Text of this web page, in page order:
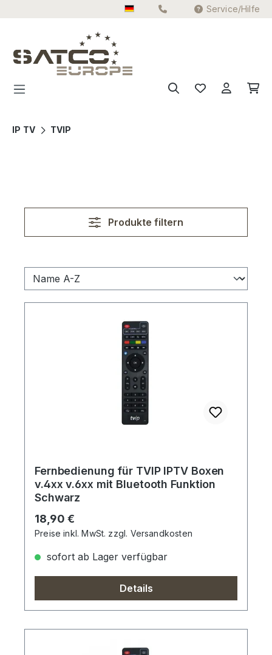
Zum Hauptinhalt springen Service/Hilfe
IP TV TVIP
Produkte filtern
Fernbedienung für TVIP IPTV Boxen
v.4xx v.6xx mit Bluetooth Funktion
Schwarz
Regulärer Preis:
18,90 €
Preise inkl. MwSt. zzgl. Versandkosten
sofort ab Lager verfügbar
Details